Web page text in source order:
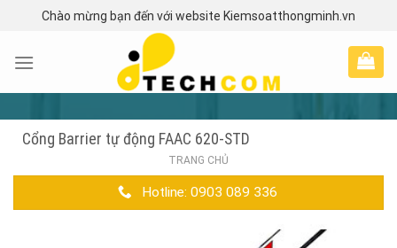
content
Chào mừng bạn đến với website Kiemsoatthongminh.vn
Cổng Barrier tự động FAAC 620-STD
TRANG CHỦ
Hotline: 0903 089 336